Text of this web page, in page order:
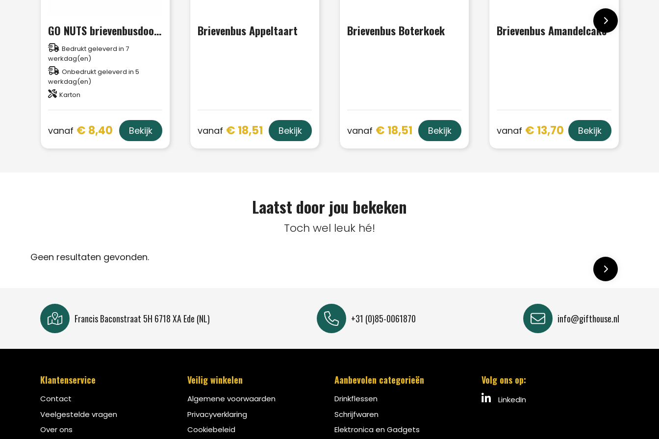
GO NUTS brievenbusdoosje
Bedrukt geleverd in 7
werkdag(en)
Onbedrukt geleverd in 5
werkdag(en)
Karton
vanaf € 8,40 Bekijk
Brievenbus Appeltaart
vanaf € 18,51 Bekijk
Brievenbus Boterkoek
vanaf € 18,51 Bekijk
Brievenbus Amandelcake
vanaf € 13,70 Bekijk
Laatst door jou bekeken
Toch wel leuk hé!
Geen resultaten gevonden.
Francis Baconstraat 5H 6718 XA Ede (NL) +31 (0)85-0061870 info@gifthouse.nl
Klantenservice
Contact
Veelgestelde vragen
Over ons
Veilig winkelen
Algemene voorwaarden
Privacyverklaring
Cookiebeleid
Aanbevolen categorieën
Drinkflessen
Schrijfwaren
Elektronica en Gadgets
Volg ons op:
LinkedIn